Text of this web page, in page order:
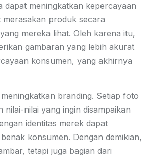
meningkatkan kepercayaan
merasakan produk secara
mereka lihat. Oleh karena itu,
gambaran yang lebih akurat
konsumen, yang akhirnya
branding. Setiap foto
nilai yang ingin disampaikan
identitas merek dapat
konsumen. Dengan demikian,
tetapi juga bagian dari